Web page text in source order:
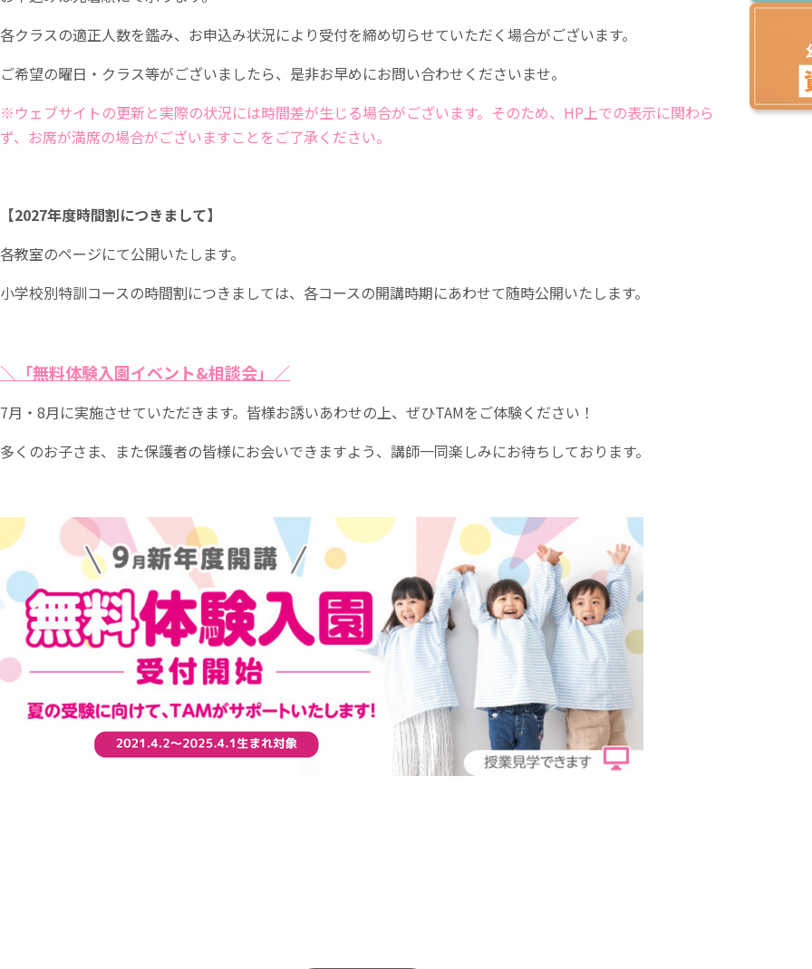
各クラスの適正人数を鑑み、お申込み状況により受付を締め切らせていただく場合がございます。
ご希望の曜日・クラス等がございましたら、是非お早めにお問い合わせくださいませ。
※ウェブサイトの更新と実際の状況には時間差が生じる場合がございます。そのため、HP上での表示に関わら
ず、お席が満席の場合がございますことをご了承ください。
【2027年度時間割につきまして】
各教室のページにて公開いたします。
小学校別特訓コースの時間割につきましては、各コースの開講時期にあわせて随時公開いたします。
＼「無料体験入園イベント&相談会」／
7月・8月に実施させていただきます。皆様お誘いあわせの上、ぜひTAMをご体験ください！
多くのお子さま、また保護者の皆様にお会いできますよう、講師一同楽しみにお待ちしております。